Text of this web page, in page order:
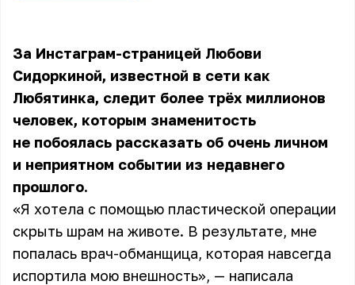
За Инстаграм-страницей Любови
Сидоркиной, известной в сети как
Любятинка, следит более трёх миллионов
человек, которым знаменитость
не побоялась рассказать об очень личном
и неприятном событии из недавнего
прошлого.
«Я хотела с помощью пластической операции
скрыть шрам на животе. В результате, мне
попалась врач-обманщица, которая навсегда
испортила мою внешность», — написала